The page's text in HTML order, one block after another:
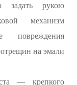
задать рукою
механизм
повреждения
на эмали
— крепкого